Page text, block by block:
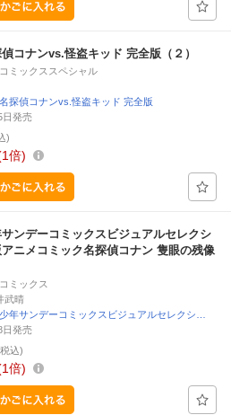
コナンvs.怪盗キッド 完全版（２）
ミックススペシャル
名探偵コナンvs.怪盗キッド 完全版
日発売
)
1倍
ンデーコミックスビジュアルセレクシ
アニメコミック名探偵コナン 隻眼の残像
ミックス
武晴
少年サンデーコミックスビジュアルセレクシ…
日発売
込)
1倍